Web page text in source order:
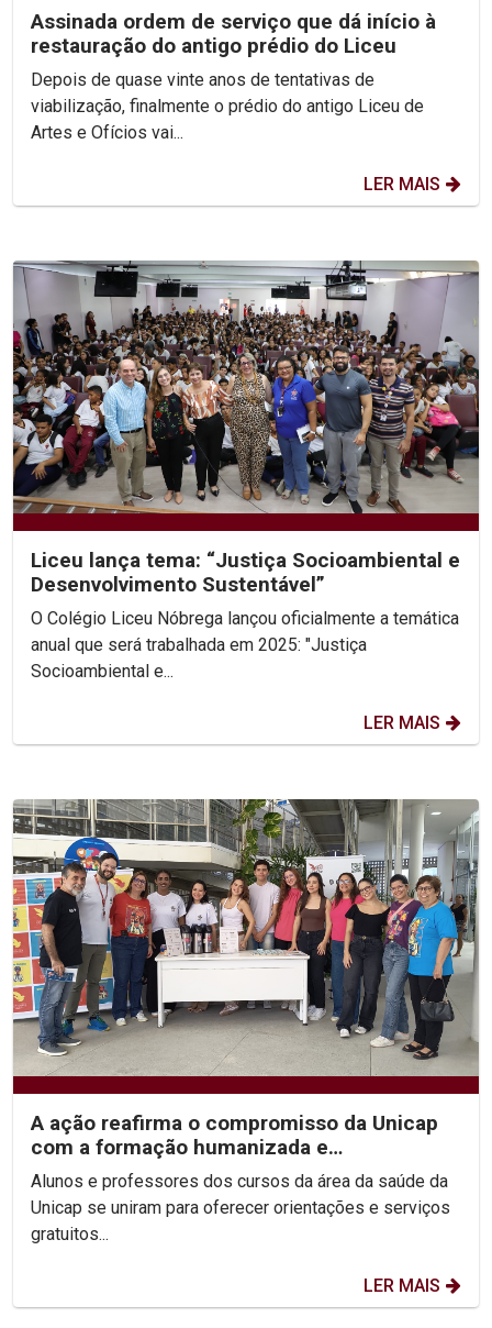
Assinada ordem de serviço que dá início à
restauração do antigo prédio do Liceu
Depois de quase vinte anos de tentativas de
viabilização, finalmente o prédio do antigo Liceu de
Artes e Ofícios vai...
LER MAIS
Liceu lança tema: “Justiça Socioambiental e
Desenvolvimento Sustentável”
O Colégio Liceu Nóbrega lançou oficialmente a temática
anual que será trabalhada em 2025: "Justiça
Socioambiental e...
LER MAIS
A ação reafirma o compromisso da Unicap
com a formação humanizada e
transformadora dos futuros...
Alunos e professores dos cursos da área da saúde da
Unicap se uniram para oferecer orientações e serviços
gratuitos...
LER MAIS